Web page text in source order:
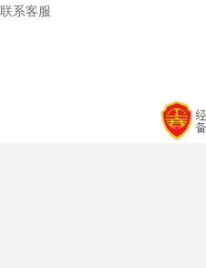
联系客服